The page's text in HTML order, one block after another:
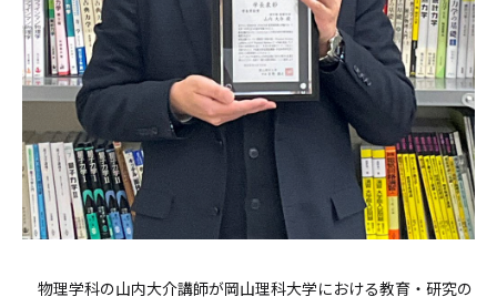
物理学科の山内大介講師が岡山理科大学における教育・研究の